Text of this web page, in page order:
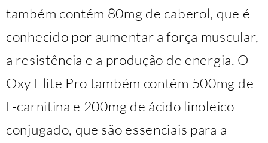
também contém 80mg de caberol, que é
conhecido por aumentar a força muscular,
a resistência e a produção de energia. O
Oxy Elite Pro também contém 500mg de
L-carnitina e 200mg de ácido linoleico
conjugado, que são essenciais para a